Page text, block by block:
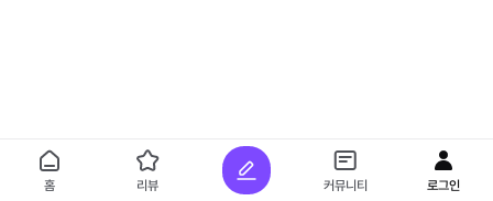
홈 리뷰 커뮤니티 로그인